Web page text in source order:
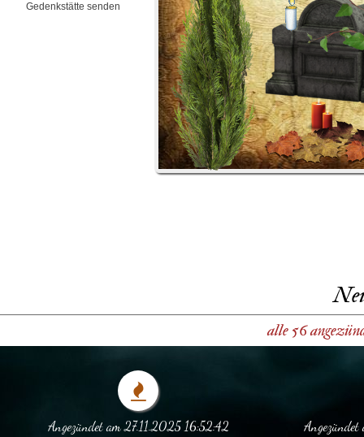
Gedenkstätte senden
alle 56
Angezündet am 27.11.2025 16:52:42